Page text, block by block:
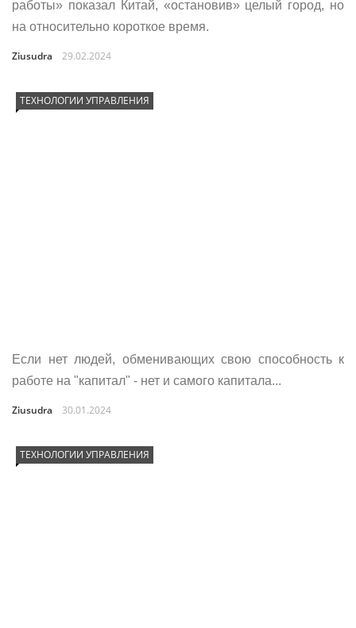
работы» показал Китай, «остановив» целый город, но
на относительно короткое время.
Ziusudra 29.02.2024
ТЕХНОЛОГИИ УПРАВЛЕНИЯ
Если нет людей, обменивающих свою способность к
работе на "капитал" - нет и самого капитала...
Ziusudra 30.01.2024
ТЕХНОЛОГИИ УПРАВЛЕНИЯ